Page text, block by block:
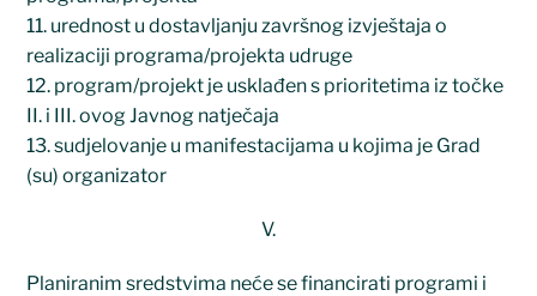
11. urednost u dostavljanju završnog izvještaja o
realizaciji programa/projekta udruge
12. program/projekt je usklađen s prioritetima iz točke
II. i III. ovog Javnog natječaja
13. sudjelovanje u manifestacijama u kojima je Grad
(su) organizator
V.
Planiranim sredstvima neće se financirati programi i